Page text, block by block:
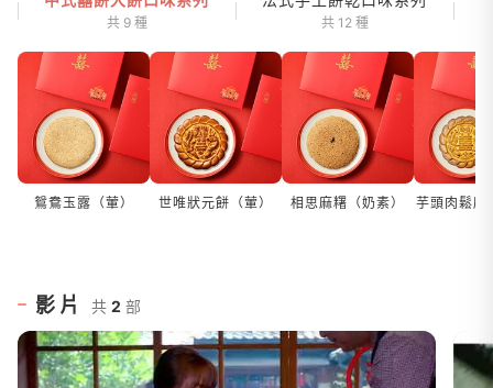
共 9 種 共 12 種
鴛鴦玉露（葷） 世唯狀元餅（葷） 相思麻糬（奶素） 芋頭肉鬆麻
影片 共 2 部